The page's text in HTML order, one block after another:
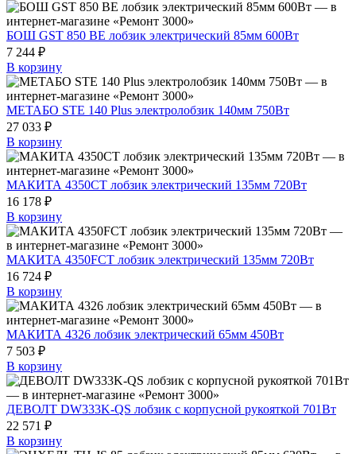
БОШ GST 850 BE лобзик электрический 85мм 600Вт
7 244 ₽
В корзину
МЕТАБО STE 140 Plus электролобзик 140мм 750Вт
27 033 ₽
В корзину
МАКИТА 4350CT лобзик электрический 135мм 720Вт
16 178 ₽
В корзину
МАКИТА 4350FCT лобзик электрический 135мм 720Вт
16 724 ₽
В корзину
МАКИТА 4326 лобзик электрический 65мм 450Вт
7 503 ₽
В корзину
ДЕВОЛТ DW333K-QS лобзик с корпусной рукояткой 701Вт
22 571 ₽
В корзину